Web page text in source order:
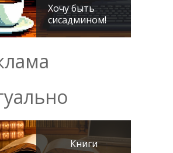
Хочу быть
сисадмином!
Книги